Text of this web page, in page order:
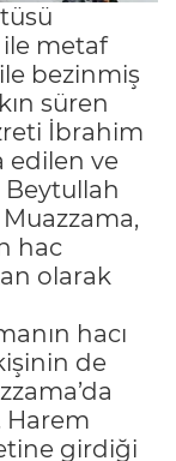
metaf
bezinmiş
süren
İbrahim
edilen ve
Beytullah
hac
olarak
hacı
de
Harem
girdiği